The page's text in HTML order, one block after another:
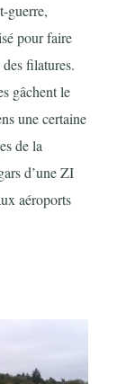
guerre,
pour faire
filatures.
gâchent le
une certaine
de la
d’une ZI
aéroports